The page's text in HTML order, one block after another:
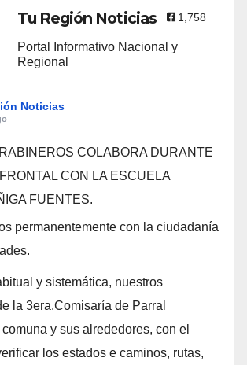
Tu Región Noticias 1,758
Portal Informativo Nacional y
Regional
Noticias
COLABORA DURANTE
CON LA ESCUELA
FUENTES.
permanentemente con la ciudadanía
y sistemática, nuestros
la 3era.Comisaría de Parral
y sus alrededores, con el
los estados e caminos, rutas,